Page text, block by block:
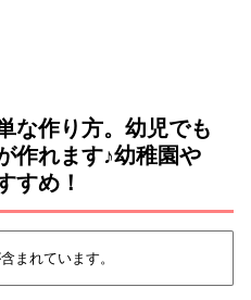
な作り方。幼児でも
作れます♪幼稚園や
すめ！
まれています。